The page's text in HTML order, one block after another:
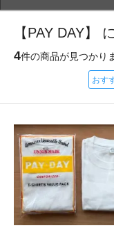
【PAY DAY】
4件の商品が見つかり
おす